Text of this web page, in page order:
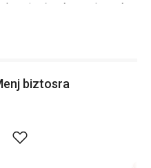
a
tejszínt és a cukrot
, és
biztosra